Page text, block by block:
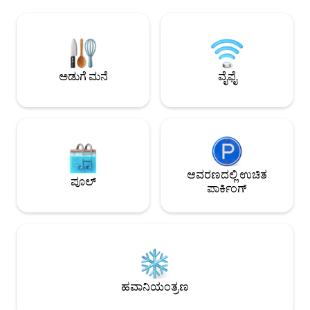
ಹೊಂದಿದೆ. ಬೋಹೋ, ನೈಸರ್ಗಿಕ ಮತ್ತು ಎಥ್ನಿಕ್
ಶೈಲಿಯಲ್ಲಿ ಅಲಂಕರಿಸಲಾಗಿದೆ. ರಾತ್ರಿಯಲ್ಲಿ ಬೆಳಕು
ತುಂಬಾ ಆರಾಮದಾಯಕ ಮತ್ತು ರಮಣೀಯವಾಗಿದೆ
ಮತ್ತು ವೀಕ್ಷಣೆಗಳು ಅದ್ಭುತವಾಗಿದೆ. ಲಿವಿಂಗ್ ರೂಮ್‌ನ
ಮತ್ತು ಬಾಲ್ಕನಿಯು ಸಂಪೂರ್ಣವಾಗಿ ಸಮುದ್ರಕ್ಕೆ
ಬಿಸಿಯಾದ ಜಾಕುಝಿ ಮತ್ತು ಪುಸ್ತಕವನ್ನು ಓದುವುದನ್ನು
ವಿಶ್ರಾಂತಿ ಪಡೆಯಲು ಅಥವಾ ಕಾಕ್‌ಟೇಲ್ ಹೊಂದಲು
ಆಸನ ಪ್ರದೇಶವಿದೆ. ಅಪಾರ್ಟ್‌ಮೆಂಟ್ ಸಾಗರ
ನೋಟವಿರುವ ಎರಡು ಬೆಡ್‌ರೂಮ್‌ಗಳನ್ನು ಹೊಂದಿದೆ.
ಮೆರುಗುಗೊಳಿಸಲಾಗಿದೆ, ಹೀಗಾಗಿ ವಿಶಾಲವಾದ ಮತ್ತು
ಪ್ರದೇಶದ ನಡುವೆ ಗೌಪ್ಯತೆಯನ್ನು ಸೃಷ್ಟಿಸಲು ಲಿವಿಂಗ್
ಬೆಡ್‌ರೂಮ್‌ಗಳಲ್ಲಿರುವ ಕಿಟಕಿಗಳು ಸ್ವಯಂಚಾಲಿತ
ಬ್ಲ್ಯಾಕ್‌ಔಟ್ ಬ್ಲೈಂಡ್‌ಗಳನ್ನು ಹೊಂದಿವೆ.
ಪಾರ್ಕಿಂಗ್. ಇದು ನಿಜವಾಗಿಯೂ ಅನನ್ಯ
ಅಪಾರ್ಟ್‌ಮೆಂಟ್ ಆಗಿದೆ,
ಮರಳನ್ನು ಹೊಂದಿದೆ -
ತಲುಪುತ್ತವೆ. 2024 ರಲ್ಲಿ ಹೆಚ್ಚಿನ ವಿವರಣೆಗೆ
ಅಡುಗೆ ಮನೆ ವೈಫೈ
ಪೂಲ್
ಆವರಣದಲ್ಲಿ ಉಚಿತ
ಪಾರ್ಕಿಂಗ್
ಹವಾನಿಯಂತ್ರಣ